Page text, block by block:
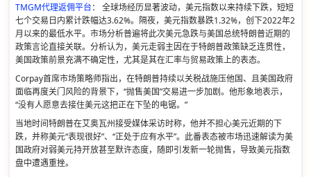
TMGM代理返佣平台： 全球场经历显著波动，美元指数以来持续下跌，短短
七个交易日内累计跌幅达3.62%。隔夜，美元指数暴跌1.32%，创下2022年2
月以来的最低水平。市场分析普遍将此次美元急跌与美国总统特朗普近期的
政策言论直接关联。分析认为，美元走弱主因在于特朗普政策缺乏连贯性，
美国政策前景充满不确定性，尤其是其在汇率与贸易政策上的表态。
Corpay首席市场策略师指出，在特朗普持续以关税战施压他国、且美国政府
面临再度关门风险的背景下，“抛售美国”交易进一步加剧。他形象地表示，
“没有人愿意去接住美元这把正在下坠的电锯。”
当地时间特朗普在艾奥瓦州接受媒体采访时称，他并不担心美元近期的下
跌，并称美元“表现很好”、“正处于应有水平”。此番表态被市场迅速解读为美
国政府对弱美元持开放甚至默许态度，随即引发新一轮抛售，导致美元指数
盘中遭遇重挫。